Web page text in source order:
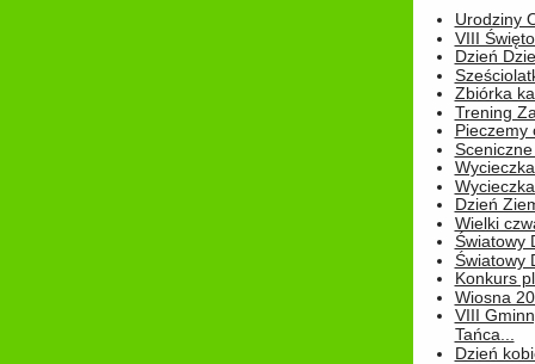
Urodziny
VIII
Dzień
Zbiórka
Trening
Pieczemy
Dzień
Wielki
Światowy
Światowy
Konkurs
Wiosna
VIII
Tańca...
Dzień